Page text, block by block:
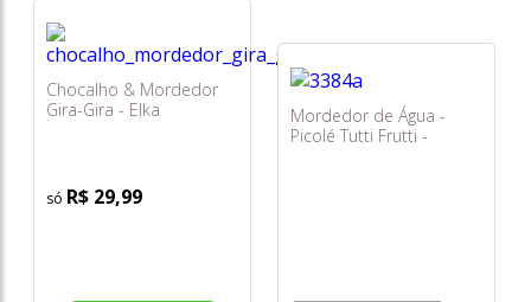
Chocalho & Mordedor
Gira-Gira - Elka
R$ 29,99
Mordedor de Água -
Picolé Tutti Frutti -